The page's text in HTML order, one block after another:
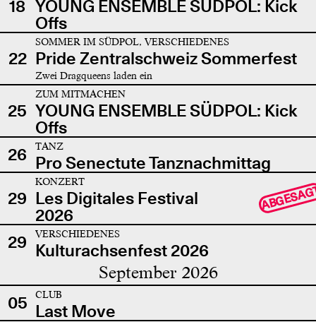
18 YOUNG ENSEMBLE SÜDPOL: Kick
Offs
22
SOMMER IM SÜDPOL, VERSCHIEDENES
Pride Zentralschweiz Sommerfest
Zwei Dragqueens laden ein
25
ZUM MITMACHEN
YOUNG ENSEMBLE SÜDPOL: Kick
Offs
26
TANZ
Pro Senectute Tanznachmittag
29
KONZERT
Les Digitales Festival
2026
29 VERSCHIEDENES
Kulturachsenfest 2026
September 2026
05 CLUB
Last Move